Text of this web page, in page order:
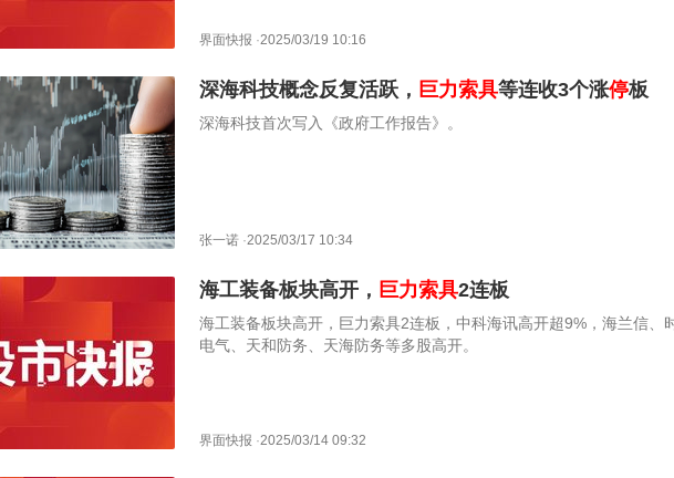
界面快报 ·2025/03/19 10:16
深海科技概念反复活跃， 巨力索具等连收3个涨停板
深海科技首次写入《政府工作报告》。
张一诺 ·2025/03/17 10:34
海工装备板块高开， 巨力索具2连板
海工装备板块高开，巨力索具2连板，中科海讯高开超9%，海兰信、
电气、天和防务、天海防务等多股高开。
界面快报 ·2025/03/14 09:32